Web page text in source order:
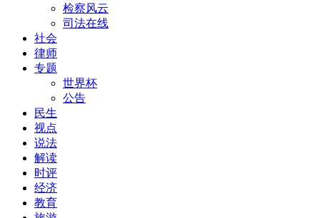
检察风云
司法在线
社会
律师
专题
世界杯
公告
民生
视点
说法
解读
时评
经济
教育